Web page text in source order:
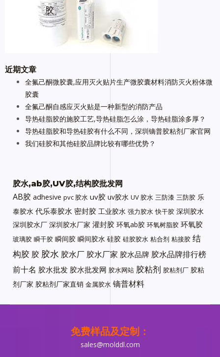
胶
近期文章
全氟己酮微胶囊,应用灭火贴片生产微胶囊材料消防灭火粉体微
胶囊
全氟己酮自感应灭火贴是一种新型的消防产品
导热硅脂胶的施胶工艺,导热硅脂怎么涂，导热硅脂涂多厚？
导热硅脂胶和导热硅胶有什么不同，深圳镝普胶粘剂厂家官网
我们硅胶和其他硅胶品牌比较有哪些优势？
胶水,ab胶,UV胶,结构胶批发网
AB胶 adhesive pvc 胶水 uv胶 uv胶水 UV 胶水 三防漆 三防胶 乐
泰胶水 代乐泰胶水 密封胶 工业胶水 强力胶水 快干胶 深圳胶水
深圳胶水厂 深圳胶水厂家 灌封胶 环氧ab胶 环氧树脂胶 环氧胶
玻璃胶 瞬干胶 瞬间胶 瞬间胶水 硅胶 硅胶胶水 粘合剂 粘接胶 结
构胶胶 胶水 胶水厂胶水厂家 胶水品牌 胶水品牌排行榜
前十名 胶水批发 胶水批发网 胶水网站 胶粘剂 胶粘剂厂 胶粘
剂厂家 胶粘剂厂家直销 金属胶水 镝普材料
免费样品及定制：
sales@molddl.com